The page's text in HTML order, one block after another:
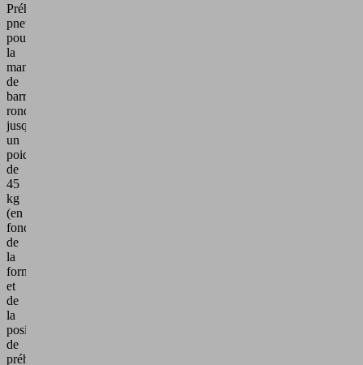
Préhenseur
pneumatique
pour
la
manipulation
de
barres
rondes
jusqu'à
un
poids
de
45
kg
(en
fonction
de
la
forme
et
de
la
position
de
préhension).